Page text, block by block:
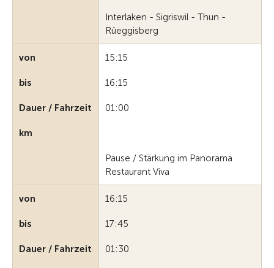
Interlaken - Sigriswil - Thun -
Rüeggisberg
von 15:15
bis 16:15
Dauer / Fahrzeit 01:00
km
Pause / Stärkung im Panorama
Restaurant Viva
von 16:15
bis 17:45
Dauer / Fahrzeit 01:30